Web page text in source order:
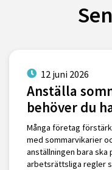
12 juni 2026
Anställa
behöver du
Många företag
med sommarvikarier
anställningen bara ska
arbetsrättsliga regler